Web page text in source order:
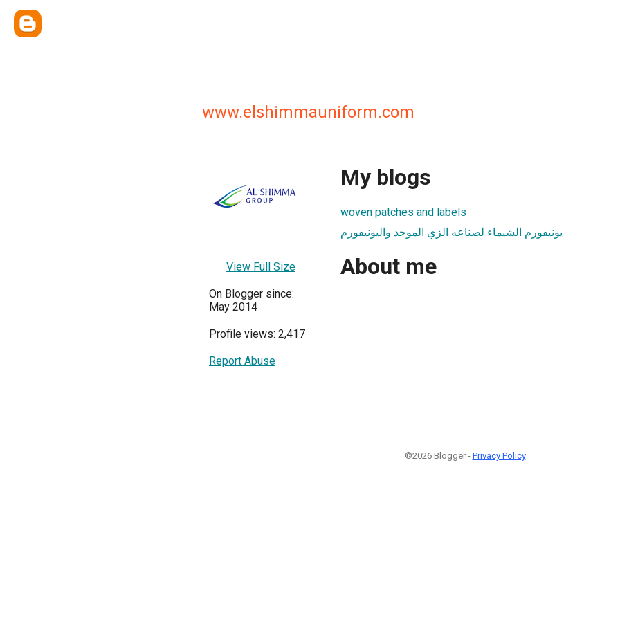
www.elshimmauniform.com
View Full Size
On Blogger since:
May 2014
Profile views: 2,417
Report Abuse
My blogs
woven patches and labels
يونيفورم الشيماء لصناعه الزي الموحد واليونيفورم
About me
©2026 Blogger - Privacy Policy